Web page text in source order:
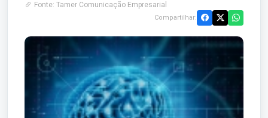
Fonte: Tamer Comunicação Empresarial
Compartilhar: